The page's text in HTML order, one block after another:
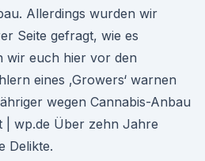
Allerdings wurden wir
Seite gefragt, wie es
wir euch hier vor den
eines ‚Growers‘ warnen
wegen Cannabis-Anbau
| wp.de Über zehn Jahre
Delikte.